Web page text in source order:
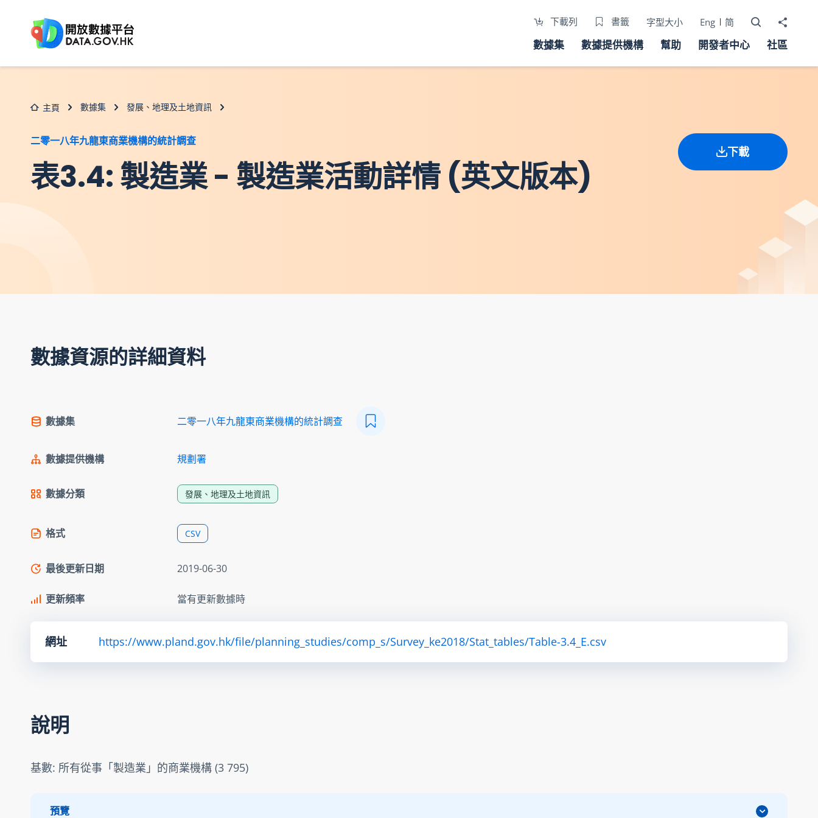
下載列 書籤 字型大小 Eng 简 打開搜尋器
分享至
數據集 數據提供機構 幫助 開發者中心 社區
主頁 數據集 發展、地理及土地資訊
二零一八年九龍東商業機構的統計調查
表3.4: 製造業 - 製造業活動詳情 (英文版本)
下載
數據資源的詳細資料
數據集 二零一八年九龍東商業機構的統計調查
數據提供機構 規劃署
數據分類 發展、地理及土地資訊
格式 CSV
最後更新日期 2019-06-30
更新頻率 當有更新數據時
網址 https://www.pland.gov.hk/file/planning_studies/comp_s/Survey_ke2018/Stat_tables/Table-3.4_E.csv
說明
基數: 所有從事「製造業」的商業機構 (3 795)
預覽